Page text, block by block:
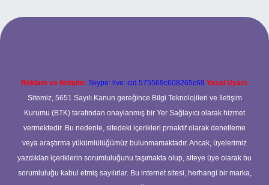
Reklam ve İletişim: Skype: live:.cid.575569c608265c69 Yasal Uyarı:
Sitemiz, 5651 Sayılı Kanun gereğince Bilgi Teknolojileri ve İletişim
Kurumu (BTK) tarafından onaylanmış bir Yer Sağlayıcı olarak hizmet
vermektedir. Bu nedenle, sitedeki içerikleri proaktif olarak denetleme
veya araştırma yükümlülüğümüz bulunmamaktadır. Ancak, üyelerimiz
yazdıkları içeriklerin sorumluluğunu taşımakta olup, siteye üye olarak bu
sorumluluğu kabul etmiş sayılırlar. Bu internet sitesi, herhangi bir marka,